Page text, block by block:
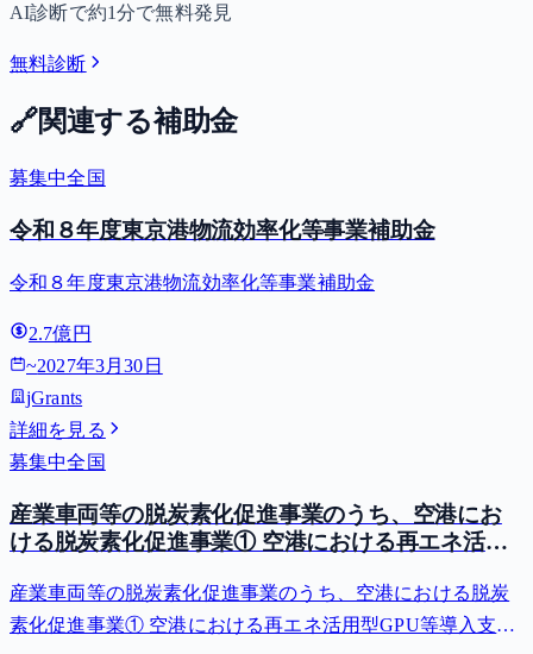
AI診断で約1分で無料発見
無料診断
🔗関連する補助金
募集中全国
令和８年度東京港物流効率化等事業補助金
令和８年度東京港物流効率化等事業補助金
2.7億円
~2027年3月30日
jGrants
詳細を見る
募集中全国
産業車両等の脱炭素化促進事業のうち、空港にお
ける脱炭素化促進事業① 空港における再エネ活用
費等補助金）
産業車両等の脱炭素化促進事業のうち、空港における脱炭
素化促進事業① 空港における再エネ活用型GPU等導入支援